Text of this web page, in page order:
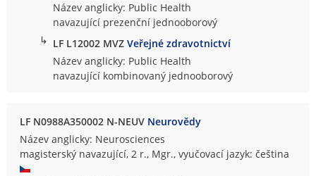
Název anglicky: Public Health
navazující prezenční jednooborový
↳ LF L12002 MVZVeřejné zdravotnictví
Název anglicky: Public Health
navazující kombinovaný jednooborový
LF N0988A350002 N-NEUV Neurovědy
Název anglicky: Neurosciences
magisterský navazující, 2 r., Mgr., vyučovací jazyk: čeština